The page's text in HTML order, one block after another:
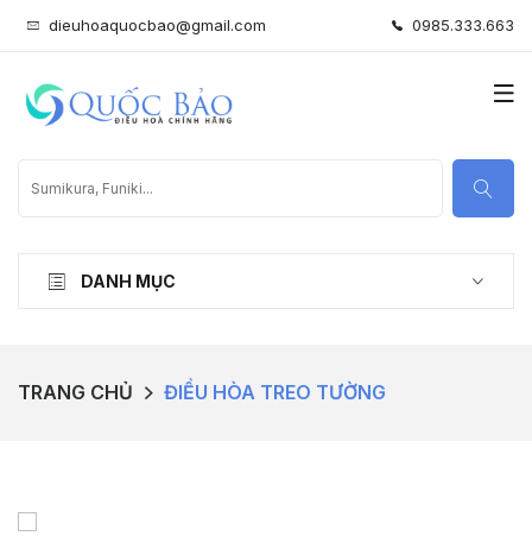
dieuhoaquocbao@gmail.com 0985.333.663
DANH MỤC
TRANG CHỦ ĐIỀU HÒA TREO TƯỜNG